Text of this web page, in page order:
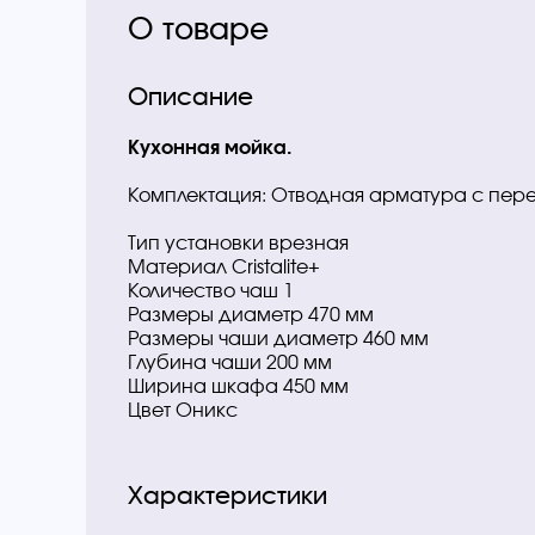
О товаре
Описание
Кухонная мойка.
Комплектация: Отводная арматура с
Тип установки врезная
Материал Cristalite+
Количество чаш 1
Размеры диаметр 470 мм
Размеры чаши диаметр 460 мм
Глубина чаши 200 мм
Ширина шкафа 450 мм
Цвет Оникс
Характеристики